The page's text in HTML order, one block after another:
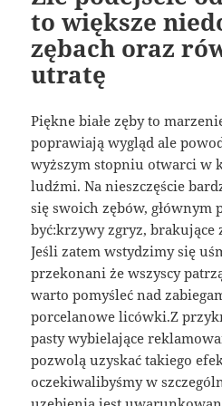
to większe
zębach oraz
utratę
Piękne białe zęby to
poprawiają wygląd ale
wyższym stopniu otwarci w
ludźmi. Na nieszczęście
się swoich zębów, głównym
być:krzywy zgryz, brakujące
Jeśli zatem wstydzimy się
przekonani że wszyscy
warto pomyśleć nad
porcelanowe licówki.Z
pasty wybielające
pozwolą uzyskać takiego
oczekiwalibyśmy w